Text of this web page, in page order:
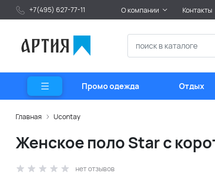
+7(495) 627-77-11 О компании Контакты
Промо одежда Отдых
Главная Ucontay
Женское поло Star с
нет отзывов